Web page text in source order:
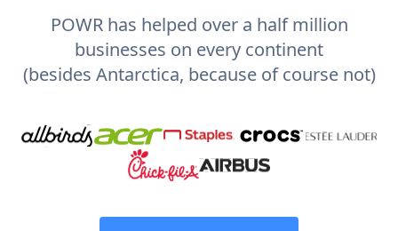
POWR has helped over a half million
businesses on every continent
(besides Antarctica, because of course not)